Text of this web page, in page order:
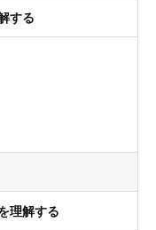
する
理解する